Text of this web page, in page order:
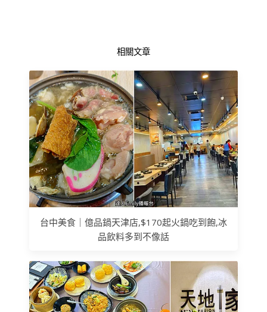
相關文章
台中美食｜億品鍋天津店,$170起火鍋吃到飽,冰
品飲料多到不像話